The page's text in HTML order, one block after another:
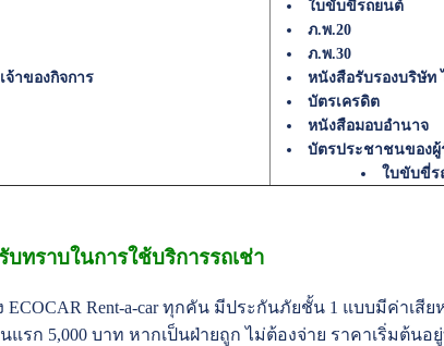
าของกิจการ
ใบขับขี่รถยนต์
ภ.พ.20
ภ.พ.30
หนังสือรับรองบริษัท
บัตรเครดิต
หนังสือมอบอำนาจ
บัตรประชาชนของผู้
ใบขับขี่ร
บทราบในการใช้บริการรถเช่า
ECOCAR Rent-a-car ทุกคัน มีประกันภัยชั้น 1 แบบมีค่าเสี
แรก 5,000 บาท หากเป็นฝ่ายถูก ไม่ต้องจ่าย ราคาเริ่มต้นอ